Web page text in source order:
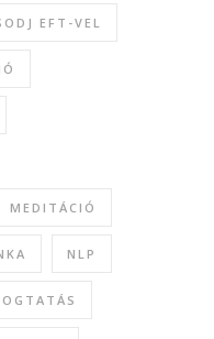
EFT-VEL
MEDITÁCIÓ
NLP